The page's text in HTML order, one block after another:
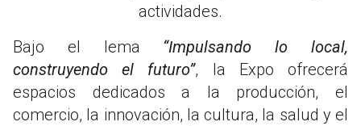
actividades.
Bajo el lema “Impulsando lo local,
construyendo el futuro”, la Expo ofrecerá
espacios dedicados a la producción, el
comercio, la innovación, la cultura, la salud y el